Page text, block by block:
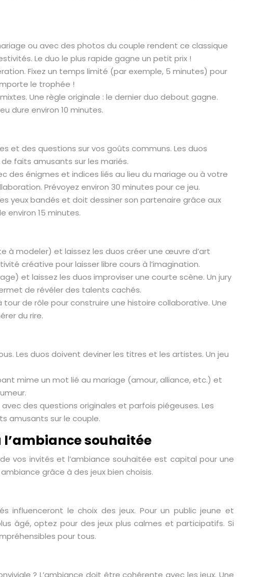
ou avec des photos du couple rendent ce classique
Le duo le plus rapide gagne un petit prix !
Fixez un temps limité (par exemple, 5 minutes) pour
le trophée !
Une règle originale : le dernier duo debout gagne.
dure environ 10 minutes.
et des questions sur vos goûts communs. Les duos
faits amusants sur les mariés.
des énigmes et indices liés au lieu du mariage ou à votre
Prévoyez environ 30 minutes pour ce jeu.
yeux bandés et doit dessiner son partenaire grâce aux
environ 15 minutes.
à modeler) et laissez les duos créer une œuvre d’art
créative pour laisser libre cours à l’imagination.
et laissez les duos improviser une courte scène. Un jury
de révéler des talents cachés.
de rôle pour construire une histoire collaborative. Une
du rire.
Les duos doivent deviner les titres et les artistes. Un jeu
mime un mot lié au mariage (amour, alliance, etc.) et
des questions originales et parfois piégeuses. Les
amusants sur le couple.
souhaitée
vos invités et l’ambiance souhaitée est capital pour une
grâce à des jeux bien choisis.
influenceront le choix des jeux. Pour un public jeune et
âgé, optez pour des jeux plus calmes et participatifs. Si
pour tous.
? L’ambiance doit être cohérente avec les jeux. Une